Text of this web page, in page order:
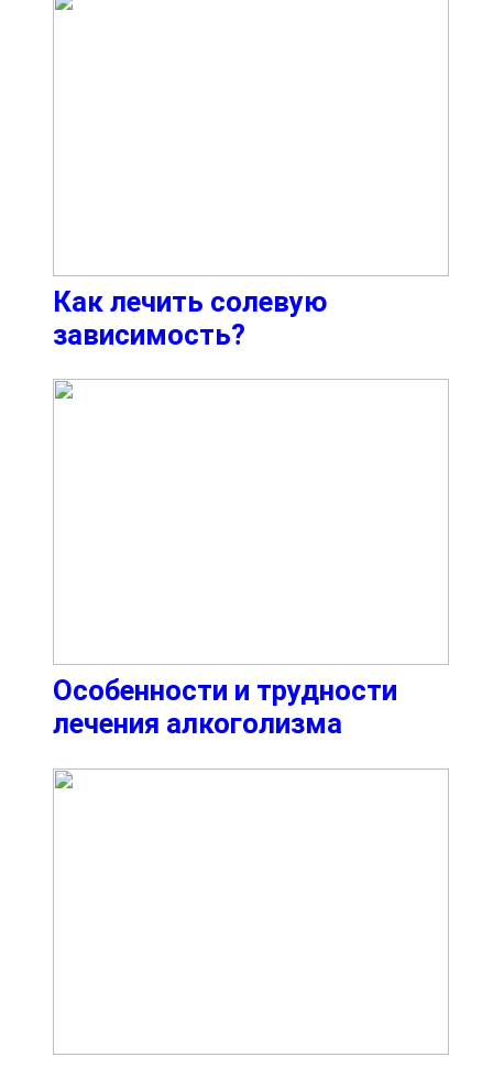
Как лечить солевую
зависимость?
Особенности и трудности
лечения алкоголизма